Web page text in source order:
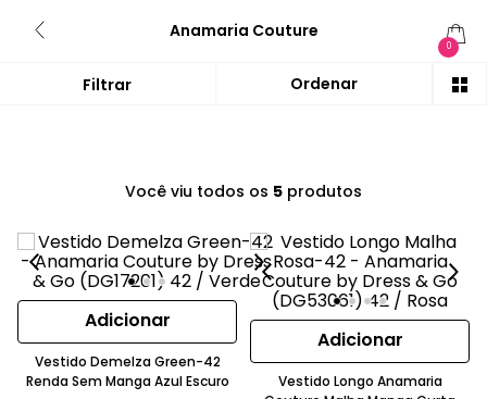
Anamaria Couture
0
Você viu todos os 5 produtos
Adicionar
Vestido Demelza Green-42
Renda Sem Manga Azul Escuro
Adicionar
Vestido Longo Anamaria